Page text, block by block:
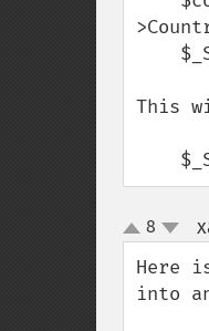
This
up8
Here
into